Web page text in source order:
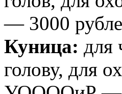
— 3000
Куница: для
голову, для